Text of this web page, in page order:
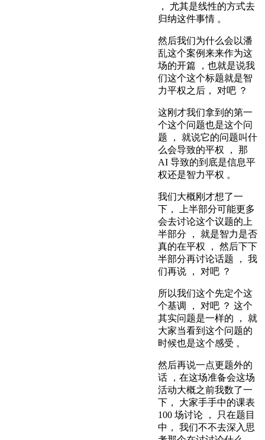
， 尤其是线性的方式去
归纳这件事情 。
然后我们为什么会以潘
乱这个案例来来作为这
场的开篇 ，也就是说我
们这个这个标题就是智
力平权之后， 对吧 ？
这刚才我们拿到的第一
个这个问题也是这个问
题 ， 就说它的问题叫什
么会导致的平权 ， 那
AI 导致的到底是信息平
权还是智力平权 。
我们大概刚才想了一
下， 上半部分可能更多
会去讨论这个议题的上
半部分 ， 就是智力是否
真的在平权 ， 然后下下
半部分再讨论话题 ， 我
们再说 ， 对吧 ？
所以我们这个先定个这
个基调 ， 对吧 ？ 这个
其实问题是一样的 ， 就
大家当看到这个问题的
时候也是这个感受 。
然后再说一点更题外的
话 ，在这场准备会这场
活动大概之前我数了一
下， 大家手手中的课表
100 场讨论 ， 只在题目
中， 我们不不去深入思